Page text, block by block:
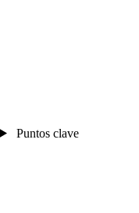
Puntos clave